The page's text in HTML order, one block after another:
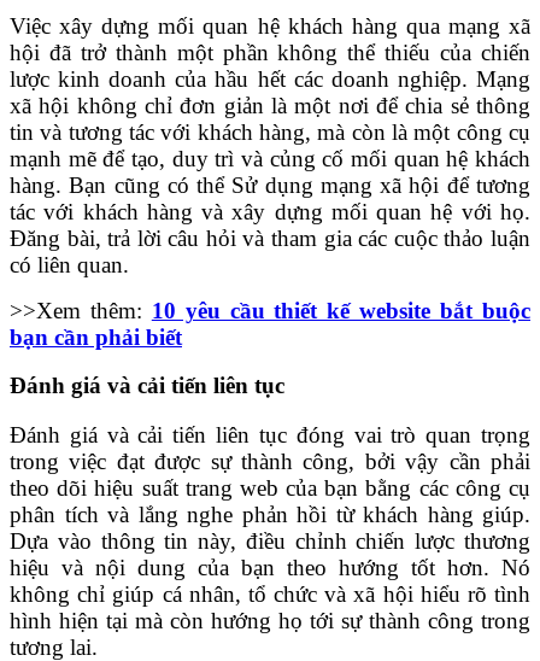
Việc xây dựng mối quan hệ khách hàng qua mạng xã
hội đã trở thành một phần không thể thiếu của chiến
lược kinh doanh của hầu hết các doanh nghiệp. Mạng
xã hội không chỉ đơn giản là một nơi để chia sẻ thông
tin và tương tác với khách hàng, mà còn là một công cụ
mạnh mẽ để tạo, duy trì và củng cố mối quan hệ khách
hàng. Bạn cũng có thể Sử dụng mạng xã hội để tương
tác với khách hàng và xây dựng mối quan hệ với họ.
Đăng bài, trả lời câu hỏi và tham gia các cuộc thảo luận
có liên quan.
>>Xem thêm: 10 yêu cầu thiết kế website bắt buộc
bạn cần phải biết
Đánh giá và cải tiến liên tục
Đánh giá và cải tiến liên tục đóng vai trò quan trọng
trong việc đạt được sự thành công, bởi vậy cần phải
theo dõi hiệu suất trang web của bạn bằng các công cụ
phân tích và lắng nghe phản hồi từ khách hàng giúp.
Dựa vào thông tin này, điều chỉnh chiến lược thương
hiệu và nội dung của bạn theo hướng tốt hơn. Nó
không chỉ giúp cá nhân, tổ chức và xã hội hiểu rõ tình
hình hiện tại mà còn hướng họ tới sự thành công trong
tương lai.